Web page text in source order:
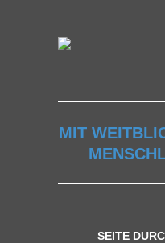
U
L
E
MIT
SEITE